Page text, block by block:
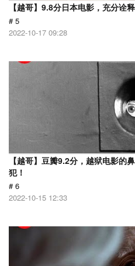
【越哥】9.8分日本电影，充分诠
# 5
2022-10-17 09:28
【越哥】豆瓣9.2分，越狱电影的
犯！
# 6
2022-10-15 12:33